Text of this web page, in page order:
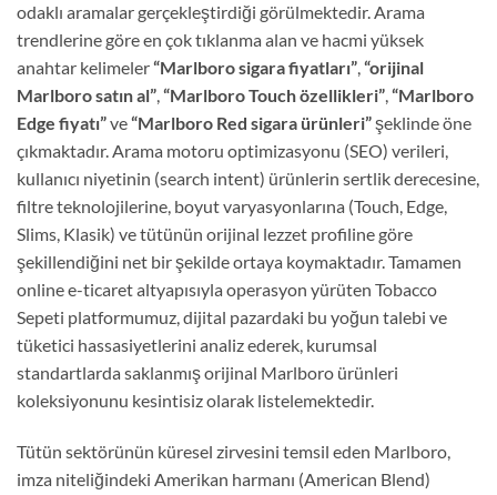
odaklı aramalar gerçekleştirdiği görülmektedir. Arama
trendlerine göre en çok tıklanma alan ve hacmi yüksek
anahtar kelimeler“Marlboro sigara fiyatları”,“orijinal
Marlboro satın al”,“Marlboro Touch özellikleri”,“Marlboro
Edge fiyatı”ve“Marlboro Red sigara ürünleri”şeklinde öne
çıkmaktadır. Arama motoru optimizasyonu (SEO) verileri,
kullanıcı niyetinin (search intent) ürünlerin sertlik derecesine,
filtre teknolojilerine, boyut varyasyonlarına (Touch, Edge,
Slims, Klasik) ve tütünün orijinal lezzet profiline göre
şekillendiğini net bir şekilde ortaya koymaktadır. Tamamen
online e-ticaret altyapısıyla operasyon yürüten Tobacco
Sepeti platformumuz, dijital pazardaki bu yoğun talebi ve
tüketici hassasiyetlerini analiz ederek, kurumsal
standartlarda saklanmış orijinal Marlboro ürünleri
koleksiyonunu kesintisiz olarak listelemektedir.
Tütün sektörünün küresel zirvesini temsil eden Marlboro,
imza niteliğindeki Amerikan harmanı (American Blend)